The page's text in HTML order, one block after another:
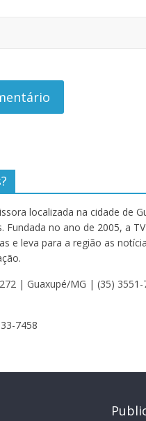
localizada na cidade de
Fundada no ano de 2005, a
e leva para a região as
| Guaxupé/MG | (35)
7458